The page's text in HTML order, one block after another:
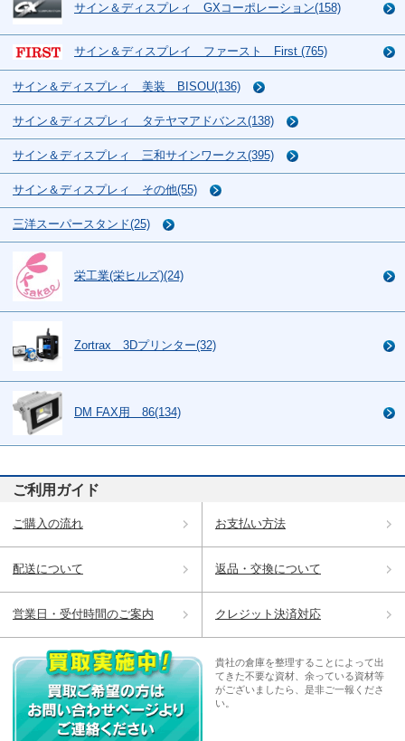
サイン＆ディスプレィ GXコーポレーション(158)
サイン＆ディスプレイ ファースト First (765)
サイン＆ディスプレィ 美装 BISOU(136)
サイン＆ディスプレィ タテヤマアドバンス(138)
サイン＆ディスプレィ 三和サインワークス(395)
サイン＆ディスプレィ その他(55)
三洋スーパースタンド(25)
栄工業(栄ヒルズ)(24)
Zortrax 3Dプリンター(32)
DM FAX用 86(134)
ご利用ガイド
ご購入の流れ お支払い方法
配送について 返品・交換について
営業日・受付時間のご案内 クレジット決済対応
貴社の倉庫を整理することによって出
てきた不要な資材、余っている資材等
がございましたら、是非ご一報くださ
い。